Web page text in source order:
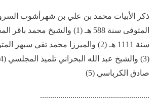
ذكر الأبيات محمد بن علي بن شهرأشوب
المتوفى سنة 588 هـ (1) والشيخ
صادق الكرباسي (5)
......................................................